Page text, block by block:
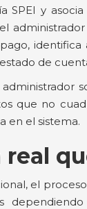
SPEI y
de
que no
en el sistema.
el